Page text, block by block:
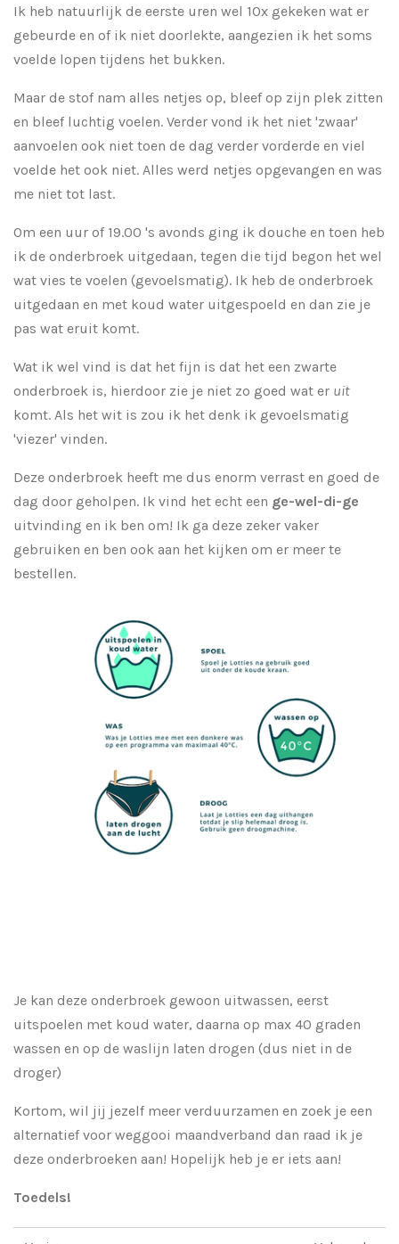
Ik heb natuurlijk de eerste uren wel 10x gekeken wat er
gebeurde en of ik niet doorlekte, aangezien ik het soms
voelde lopen tijdens het bukken.
Maar de stof nam alles netjes op, bleef op zijn plek zitten
en bleef luchtig voelen. Verder vond ik het niet 'zwaar'
aanvoelen ook niet toen de dag verder vorderde en viel
voelde het ook niet. Alles werd netjes opgevangen en was
me niet tot last.
Om een uur of 19.00 's avonds ging ik douche en toen heb
ik de onderbroek uitgedaan, tegen die tijd begon het wel
wat vies te voelen (gevoelsmatig). Ik heb de onderbroek
uitgedaan en met koud water uitgespoeld en dan zie je
pas wat eruit komt.
Wat ik wel vind is dat het fijn is dat het een zwarte
onderbroek is, hierdoor zie je niet zo goed wat er uit
komt. Als het wit is zou ik het denk ik gevoelsmatig
'viezer' vinden.
Deze onderbroek heeft me dus enorm verrast en goed de
dag door geholpen. Ik vind het echt een ge-wel-di-ge
uitvinding en ik ben om! Ik ga deze zeker vaker
gebruiken en ben ook aan het kijken om er meer te
bestellen.
Je kan deze onderbroek gewoon uitwassen, eerst
uitspoelen met koud water, daarna op max 40 graden
wassen en op de waslijn laten drogen (dus niet in de
droger)
Kortom, wil jij jezelf meer verduurzamen en zoek je een
alternatief voor weggooi maandverband dan raad ik je
deze onderbroeken aan! Hopelijk heb je er iets aan!
Toedels!